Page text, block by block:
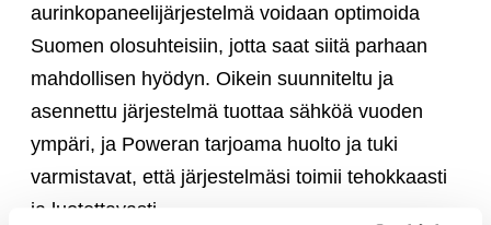
aurinkopaneelijärjestelmä voidaan optimoida
Suomen olosuhteisiin, jotta saat siitä parhaan
mahdollisen hyödyn. Oikein suunniteltu ja
asennettu järjestelmä tuottaa sähköä vuoden
ympäri, ja Poweran tarjoama huolto ja tuki
varmistavat, että järjestelmäsi toimii tehokkaasti
ja luotettavasti.